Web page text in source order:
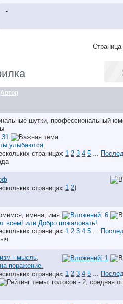
-
Страница
Автор
улыбаются
1 2 3 4 5
1 2)
всем! или Добро пожаловать!
1 2 3 4 5
- мысль,
поражение.
1 2 3 4 5 ...